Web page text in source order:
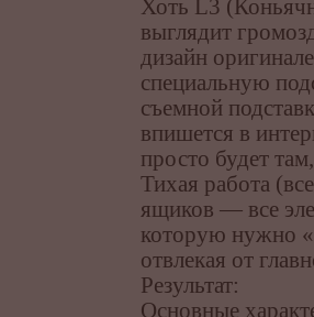
Хоть L3
выглядит
дизайн
специальную
съемной
впишется в
просто будет
Тихая работа
ящиков — все
которую нужно
отвлекая от
Результат:
Основные